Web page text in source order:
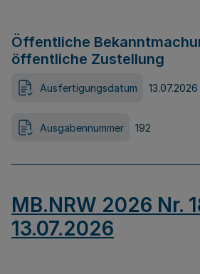
Öffentliche
öffentliche Zustellung
Ausfertigungsdatum 13.07.2026
Ausgabennummer 192
MB.NRW 2026 Nr.
13.07.2026